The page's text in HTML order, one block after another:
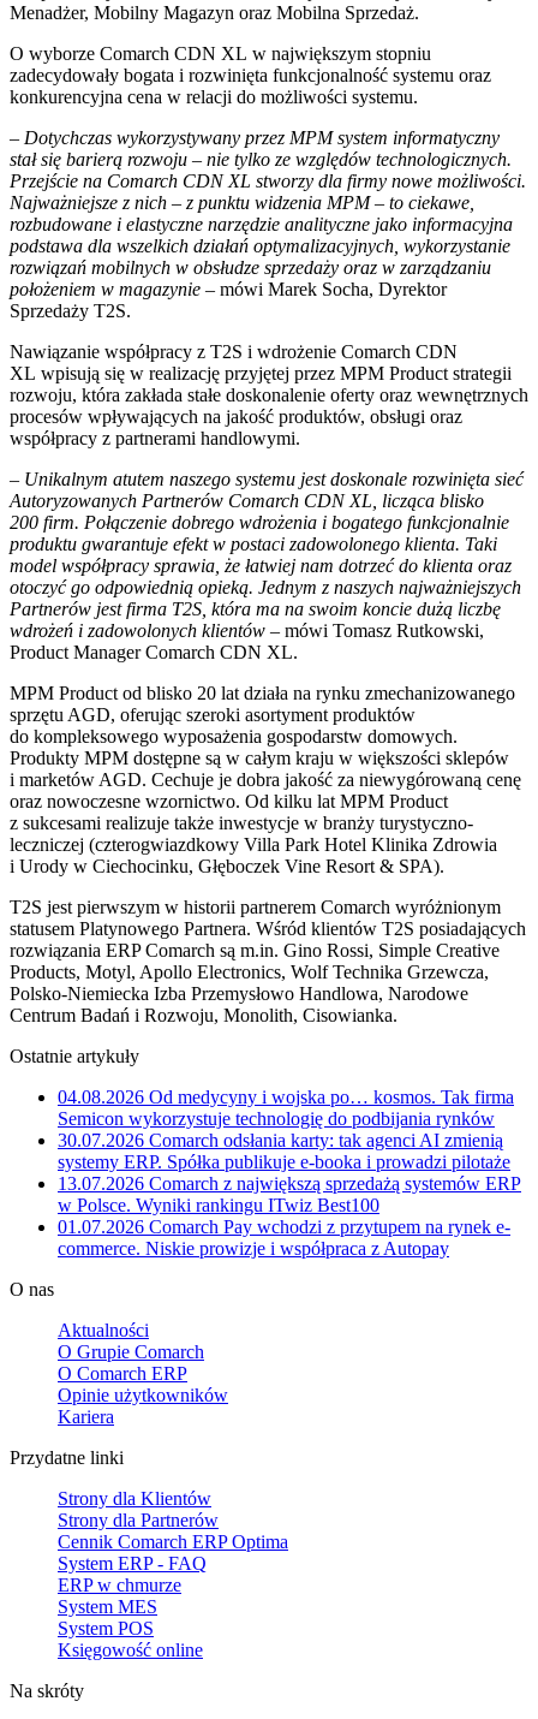
Menadżer, Mobilny Magazyn oraz Mobilna Sprzedaż.
O wyborze Comarch CDN XL w największym stopniu
zadecydowały bogata i rozwinięta funkcjonalność systemu oraz
konkurencyjna cena w relacji do możliwości systemu.
– Dotychczas wykorzystywany przez MPM system informatyczny
stał się barierą rozwoju – nie tylko ze względów technologicznych.
Przejście na Comarch CDN XL stworzy dla firmy nowe możliwości.
Najważniejsze z nich – z punktu widzenia MPM – to ciekawe,
rozbudowane i elastyczne narzędzie analityczne jako informacyjna
podstawa dla wszelkich działań optymalizacyjnych, wykorzystanie
rozwiązań mobilnych w obsłudze sprzedaży oraz w zarządzaniu
położeniem w magazynie – mówi Marek Socha, Dyrektor
Sprzedaży T2S.
Nawiązanie współpracy z T2S i wdrożenie Comarch CDN
XL wpisują się w realizację przyjętej przez MPM Product strategii
rozwoju, która zakłada stałe doskonalenie oferty oraz wewnętrznych
procesów wpływających na jakość produktów, obsługi oraz
współpracy z partnerami handlowymi.
– Unikalnym atutem naszego systemu jest doskonale rozwinięta sieć
Autoryzowanych Partnerów Comarch CDN XL, licząca blisko
200 firm. Połączenie dobrego wdrożenia i bogatego funkcjonalnie
produktu gwarantuje efekt w postaci zadowolonego klienta. Taki
model współpracy sprawia, że łatwiej nam dotrzeć do klienta oraz
otoczyć go odpowiednią opieką. Jednym z naszych najważniejszych
Partnerów jest firma T2S, która ma na swoim koncie dużą liczbę
wdrożeń i zadowolonych klientów – mówi Tomasz Rutkowski,
Product Manager Comarch CDN XL.
MPM Product od blisko 20 lat działa na rynku zmechanizowanego
sprzętu AGD, oferując szeroki asortyment produktów
do kompleksowego wyposażenia gospodarstw domowych.
Produkty MPM dostępne są w całym kraju w większości sklepów
i marketów AGD. Cechuje je dobra jakość za niewygórowaną cenę
oraz nowoczesne wzornictwo. Od kilku lat MPM Product
z sukcesami realizuje także inwestycje w branży turystyczno-
leczniczej (czterogwiazdkowy Villa Park Hotel Klinika Zdrowia
i Urody w Ciechocinku, Głęboczek Vine Resort & SPA).
T2S jest pierwszym w historii partnerem Comarch wyróżnionym
statusem Platynowego Partnera. Wśród klientów T2S posiadających
rozwiązania ERP Comarch są m.in. Gino Rossi, Simple Creative
Products, Motyl, Apollo Electronics, Wolf Technika Grzewcza,
Polsko-Niemiecka Izba Przemysłowo Handlowa, Narodowe
Centrum Badań i Rozwoju, Monolith, Cisowianka.
Ostatnie artykuły
04.08.2026 Od medycyny i wojska po… kosmos. Tak firma
Semicon wykorzystuje technologię do podbijania rynków
30.07.2026 Comarch odsłania karty: tak agenci AI zmienią
systemy ERP. Spółka publikuje e-booka i prowadzi pilotaże
13.07.2026 Comarch z największą sprzedażą systemów ERP
w Polsce. Wyniki rankingu ITwiz Best100
01.07.2026 Comarch Pay wchodzi z przytupem na rynek e-
commerce. Niskie prowizje i współpraca z Autopay
O nas
Aktualności
O Grupie Comarch
O Comarch ERP
Opinie użytkowników
Kariera
Przydatne linki
Strony dla Klientów
Strony dla Partnerów
Cennik Comarch ERP Optima
System ERP - FAQ
ERP w chmurze
System MES
System POS
Księgowość online
Na skróty